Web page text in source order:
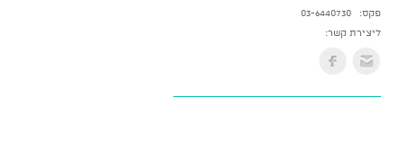
פקס:
03-6440730
ליצירת קשר: